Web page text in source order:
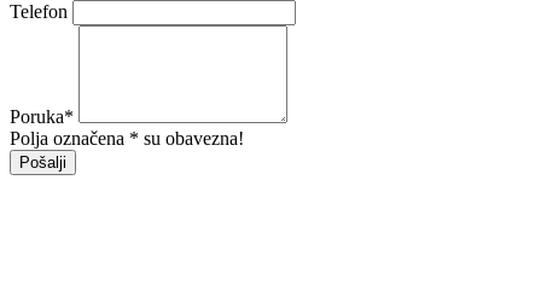
Telefon
Poruka*
Polja označena * su obavezna!
Pošalji